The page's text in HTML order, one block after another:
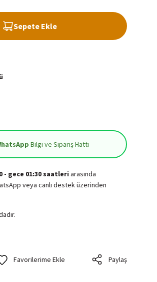
Sepete Ekle
Bilgi ve Sipariş Hattı
- gece 01:30 saatleriarasında
veya canlı destek üzerinden
Paylaş